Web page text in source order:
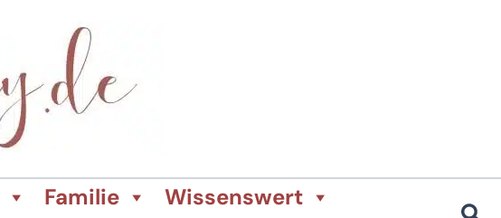
Familie
Wissenswert